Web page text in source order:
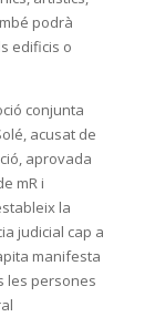
podrà
edificis o
conjunta
acusat de
aprovada
mR i
la
judicial cap a
manifesta
les persones